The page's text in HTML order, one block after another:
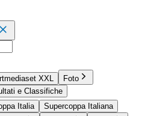
XXL
Foto
e Classifiche
Italia
Supercoppa Italiana